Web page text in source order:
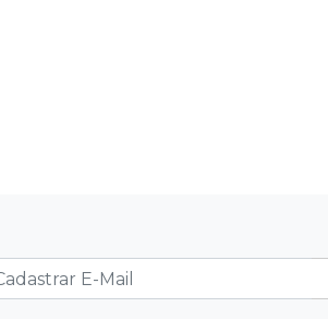
Sertanejo desiste de ação de R$ 12